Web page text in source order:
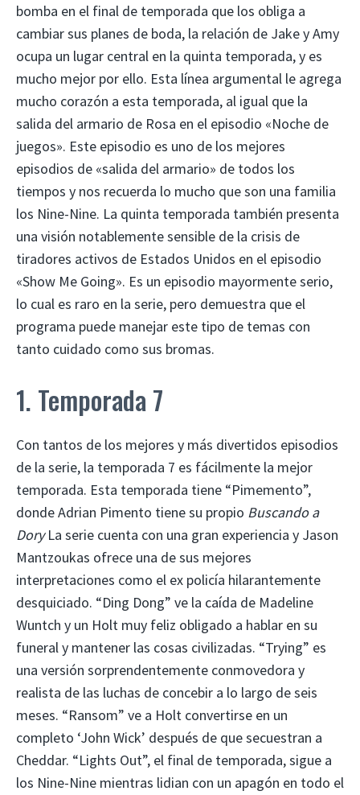
bomba en el final de temporada que los obliga a
cambiar sus planes de boda, la relación de Jake y Amy
ocupa un lugar central en la quinta temporada, y es
mucho mejor por ello. Esta línea argumental le agrega
mucho corazón a esta temporada, al igual que la
salida del armario de Rosa en el episodio «Noche de
juegos». Este episodio es uno de los mejores
episodios de «salida del armario» de todos los
tiempos y nos recuerda lo mucho que son una familia
los Nine-Nine. La quinta temporada también presenta
una visión notablemente sensible de la crisis de
tiradores activos de Estados Unidos en el episodio
«Show Me Going». Es un episodio mayormente serio,
lo cual es raro en la serie, pero demuestra que el
programa puede manejar este tipo de temas con
tanto cuidado como sus bromas.
1. Temporada 7
Con tantos de los mejores y más divertidos episodios
de la serie, la temporada 7 es fácilmente la mejor
temporada. Esta temporada tiene “Pimemento”,
donde Adrian Pimento tiene su propio Buscando a
DoryLa serie cuenta con una gran experiencia y Jason
Mantzoukas ofrece una de sus mejores
interpretaciones como el ex policía hilarantemente
desquiciado. “Ding Dong” ve la caída de Madeline
Wuntch y un Holt muy feliz obligado a hablar en su
funeral y mantener las cosas civilizadas. “Trying” es
una versión sorprendentemente conmovedora y
realista de las luchas de concebir a lo largo de seis
meses. “Ransom” ve a Holt convertirse en un
completo ‘John Wick’ después de que secuestran a
Cheddar. “Lights Out”, el final de temporada, sigue a
los Nine-Nine mientras lidian con un apagón en todo el